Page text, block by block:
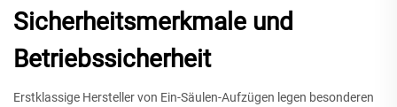
Sicherheitsmerkmale und
Betriebssicherheit
Erstklassige Hersteller von Ein-Säulen-Aufzügen legen besonderen